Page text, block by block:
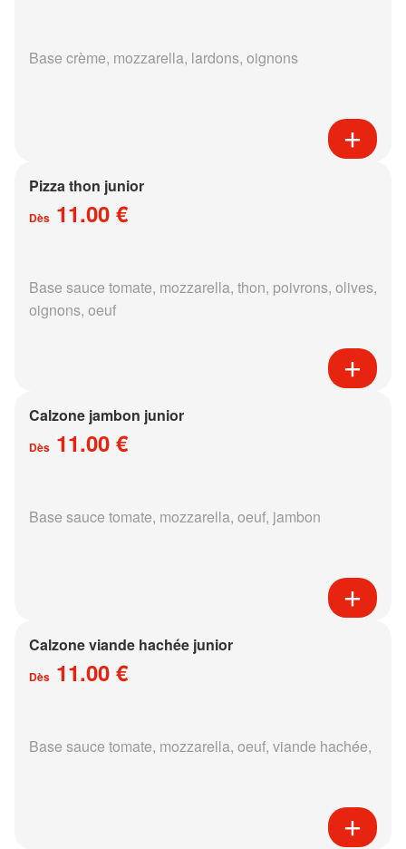
Base crème, mozzarella, lardons, oignons
Pizza thon junior
Dès 11.00 €
Base sauce tomate, mozzarella, thon, poivrons, olives,
oignons, oeuf
Calzone jambon junior
Dès 11.00 €
Base sauce tomate, mozzarella, oeuf, jambon
Calzone viande hachée junior
Dès 11.00 €
Base sauce tomate, mozzarella, oeuf, viande hachée,